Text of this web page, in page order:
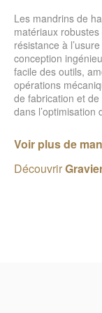
Les mandrins de
matériaux
résistance à
conception
facile des outils,
opérations
de fabrication et
dans
Voir plus de
Découvrir